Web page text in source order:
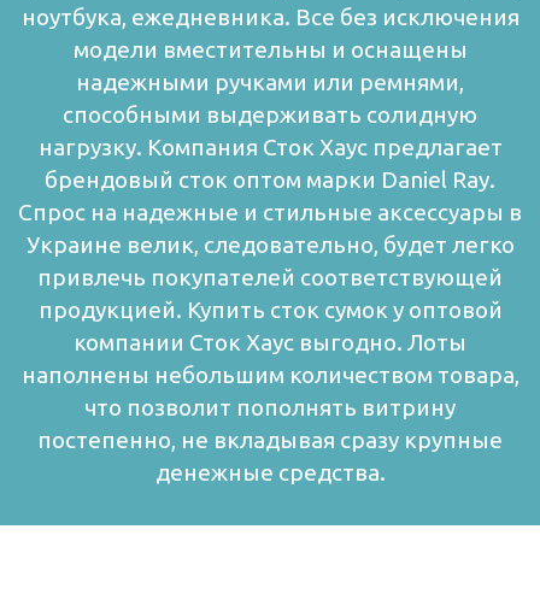
ноутбука, ежедневника. Все без исключения
модели вместительны и оснащены
надежными ручками или ремнями,
способными выдерживать солидную
нагрузку. Компания Сток Хаус предлагает
брендовый сток оптом марки Daniel Rаy.
Спрос на надежные и стильные аксессуары в
Украине велик, следовательно, будет легко
привлечь покупателей соответствующей
продукцией. Купить сток сумок у оптовой
компании Сток Хаус выгодно. Лоты
наполнены небольшим количеством товара,
что позволит пополнять витрину
постепенно, не вкладывая сразу крупные
денежные средства.